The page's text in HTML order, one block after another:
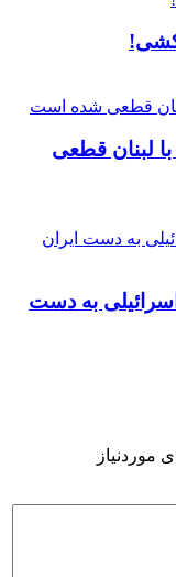
لبنان قطعی
به دست
موردنیاز